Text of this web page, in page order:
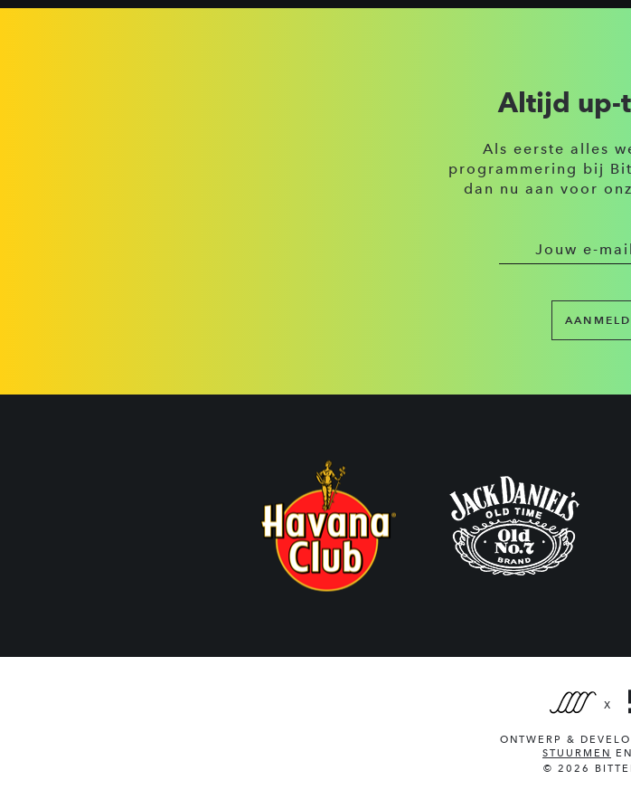
Altijd up-
Als eerste alles
programmering bij
dan nu aan voor
X
ONTWERP &
STUURMEN
EN
© 2026